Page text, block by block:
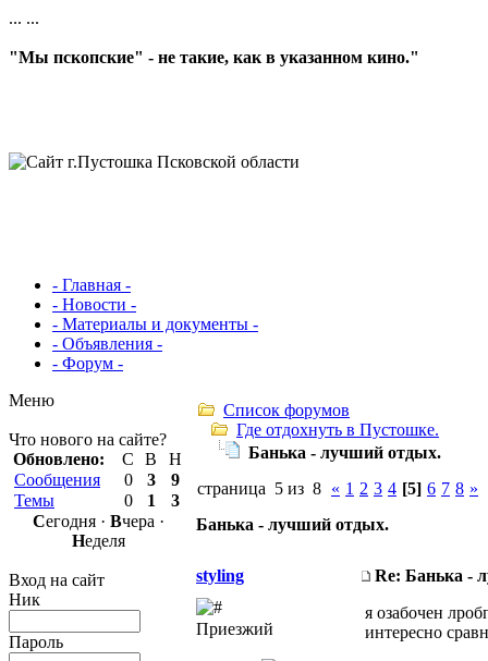
... ...
"Мы пскопские" - не такие, как в указанном кино."
- Главная -
- Новости -
- Материалы и документы -
- Объявления -
- Форум -
Меню
Что нового на сайте?
Обновлено:
С В
Н
Сообщения
0 3
9
Темы
0 1
3
Сегодня · Вчера ·
Неделя
Вход на сайт
Ник
Пароль
Список форумов
Где отдохнуть в Пустошке.
Банька - лучший отдых.
страница 5 из 8 « 1 2 3 4 [5] 6 7 8 »
Банька - лучший отдых.
styling Re: Банька -
Приезжий
я озабочен
интересно